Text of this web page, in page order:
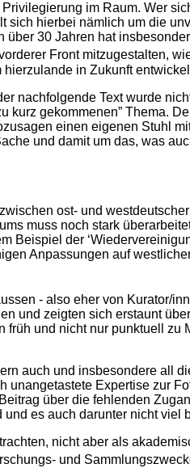
im Raum. Wer
sich hierbei nämlich um die
30 Jahren hat
Front mitzugestalten,
in Zukunft
nachfolgende Text wurde
kurz gekommenen” Thema.
einen eigenen Stuhl
und damit um das, was
ost- und
muss noch stark
Beispiel der
Anpassungen auf
- also eher von Kurator/
und zeigten sich erstaunt
früh und nicht nur punktuell zu
auch und insbesondere all
unangetastete Expertise zur
über die fehlenden
es auch darunter nicht viel
nicht aber als
und